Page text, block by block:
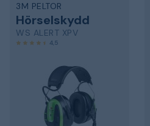
3M PELTOR
Hörselskydd
WS ALERT XPV
4,5